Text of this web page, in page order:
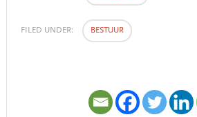
FILED UNDER: BESTUUR